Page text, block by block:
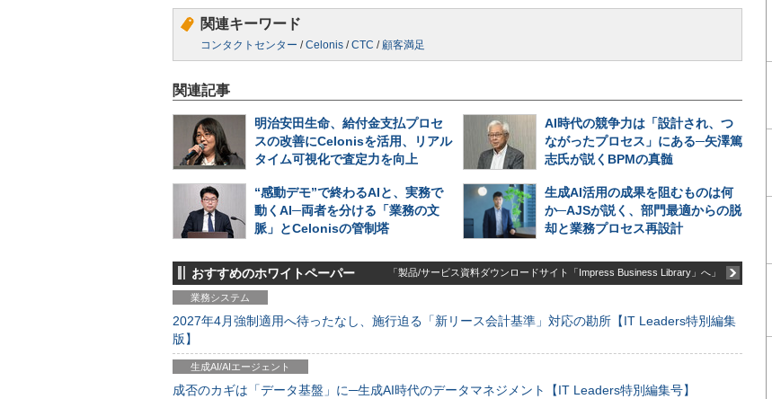
関連キーワード
コンタクトセンター /Celonis /CTC /顧客満足
関連記事
明治安田生命、給付金支払プロセ
スの改善にCelonisを活用、リアル
タイム可視化で査定力を向上
AI時代の競争力は「設計され、つ
ながったプロセス」にある─矢澤篤
志氏が説くBPMの真髄
“感動デモ”で終わるAIと、実務で
動くAI─両者を分ける「業務の文
脈」とCelonisの管制塔
生成AI活用の成果を阻むものは何
か─AJSが説く、部門最適からの脱
却と業務プロセス再設計
おすすめのホワイトペーパー 「製品/サービス資料ダウンロードサイト「Impress Business Library」へ」
業務システム
2027年4月強制適用へ待ったなし、施行迫る「新リース会計基準」対応の勘所【IT Leaders特別編集
版】
生成AI/AIエージェント
成否のカギは「データ基盤」に─生成AI時代のデータマネジメント【IT Leaders特別編集号】